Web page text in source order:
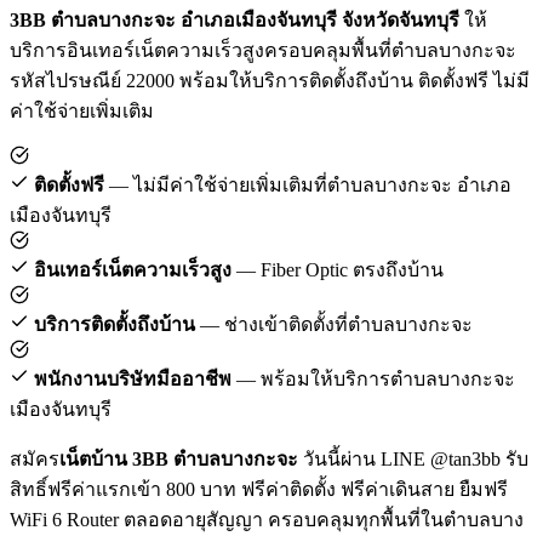
3BB ตำบลบางกะจะ อำเภอเมืองจันทบุรี จังหวัดจันทบุรี ให้
บริการอินเทอร์เน็ตความเร็วสูงครอบคลุมพื้นที่ตำบลบางกะจะ
รหัสไปรษณีย์ 22000 พร้อมให้บริการติดตั้งถึงบ้าน ติดตั้งฟรี ไม่มี
ค่าใช้จ่ายเพิ่มเติม
ติดตั้งฟรี — ไม่มีค่าใช้จ่ายเพิ่มเติมที่ตำบลบางกะจะ อำเภอ
เมืองจันทบุรี
อินเทอร์เน็ตความเร็วสูง — Fiber Optic ตรงถึงบ้าน
บริการติดตั้งถึงบ้าน— ช่างเข้าติดตั้งที่ตำบลบางกะจะ
พนักงานบริษัทมืออาชีพ — พร้อมให้บริการตำบลบางกะจะ
เมืองจันทบุรี
สมัครเน็ตบ้าน 3BB ตำบลบางกะจะ วันนี้ผ่าน LINE @tan3bb รับ
สิทธิ์ฟรีค่าแรกเข้า 800 บาท ฟรีค่าติดตั้ง ฟรีค่าเดินสาย ยืมฟรี
WiFi 6 Router ตลอดอายุสัญญา ครอบคลุมทุกพื้นที่ในตำบลบาง